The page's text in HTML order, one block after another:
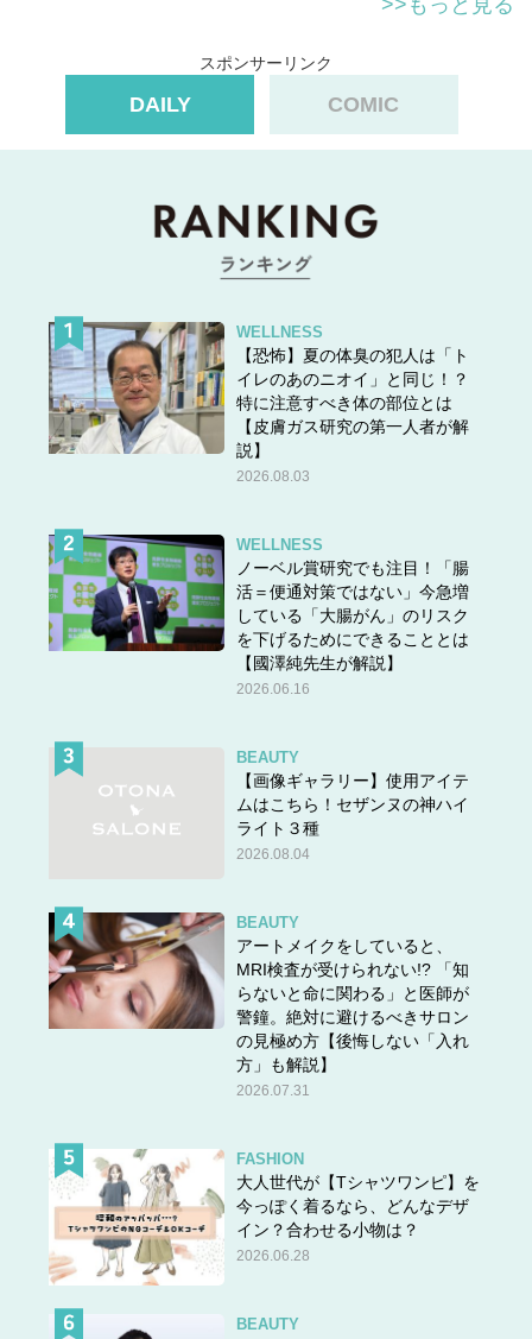
>>もっと見る
スポンサーリンク
DAILY COMIC
WELLNESS
【恐怖】夏の体臭の犯人は「ト
イレのあのニオイ」と同じ！？
特に注意すべき体の部位とは
【皮膚ガス研究の第一人者が解
説】
2026.08.03
WELLNESS
ノーベル賞研究でも注目！「腸
活＝便通対策ではない」今急増
している「大腸がん」のリスク
を下げるためにできることとは
【國澤純先生が解説】
2026.06.16
BEAUTY
【画像ギャラリー】使用アイテ
ムはこちら！セザンヌの神ハイ
ライト３種
2026.08.04
BEAUTY
アートメイクをしていると、
MRI検査が受けられない!? 「知
らないと命に関わる」と医師が
警鐘。絶対に避けるべきサロン
の見極め方【後悔しない「入れ
方」も解説】
2026.07.31
FASHION
大人世代が【Tシャツワンピ】を
今っぽく着るなら、どんなデザ
イン？合わせる小物は？
2026.06.28
BEAUTY